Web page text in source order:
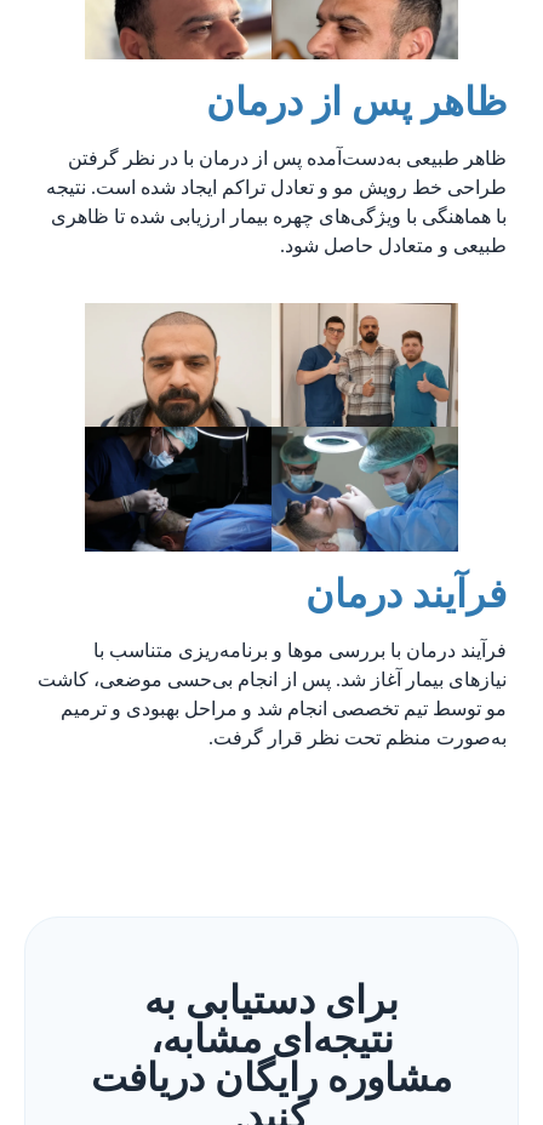
ظاهر پس از درمان
ظاهر طبیعی به‌دست‌آمده پس از درمان با در نظر گرفتن
طراحی خط رویش مو و تعادل تراکم ایجاد شده است. نتیجه
با هماهنگی با ویژگی‌های چهره بیمار ارزیابی شده تا ظاهری
طبیعی و متعادل حاصل شود.
فرآیند درمان
فرآیند درمان با بررسی موها و برنامه‌ریزی متناسب با
نیازهای بیمار آغاز شد. پس از انجام بی‌حسی موضعی، کاشت
مو توسط تیم تخصصی انجام شد و مراحل بهبودی و ترمیم
به‌صورت منظم تحت نظر قرار گرفت.
برای دستیابی به
نتیجه‌ای مشابه،
مشاوره رایگان دریافت